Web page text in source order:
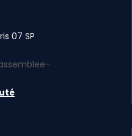
07 SP